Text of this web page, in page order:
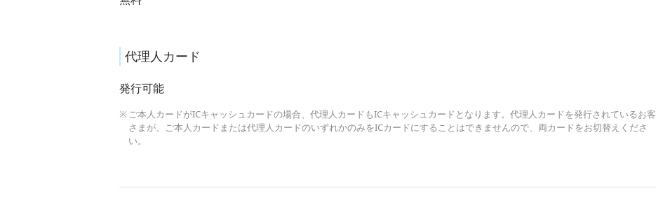
代理人カード
発行可能
ご本人カードがICキャッシュカードの場合、代理人カードもICキャッシュカードとなります。代理人カードを発行されているお客
さまが、ご本人カードまたは代理人カードのいずれかのみをICカードにすることはできませんので、両カードをお切替えくださ
い。